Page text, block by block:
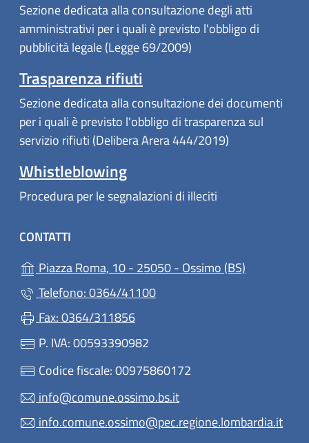
Sezione dedicata alla consultazione degli atti
amministrativi per i quali è previsto l'obbligo di
pubblicità legale (Legge 69/2009)
Trasparenza rifiuti
Sezione dedicata alla consultazione dei documenti
per i quali è previsto l'obbligo di trasparenza sul
servizio rifiuti (Delibera Arera 444/2019)
Whistleblowing
Procedura per le segnalazioni di illeciti
CONTATTI
Piazza Roma, 10 - 25050 - Ossimo (BS)
Telefono: 0364/41100
Fax: 0364/311856
P. IVA: 00593390982
Codice fiscale: 00975860172
info@comune.ossimo.bs.it
info.comune.ossimo@pec.regione.lombardia.it